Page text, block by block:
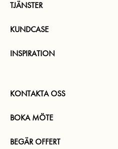
TJÄNSTER
KUNDCASE
INSPIRATION
KONTAKTA OSS
BOKA MÖTE
BEGÄR OFFERT